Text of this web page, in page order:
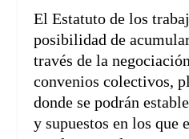
El Estatuto de los
posibilidad de
través de la
convenios colectivos,
donde se podrán
y supuestos en los que